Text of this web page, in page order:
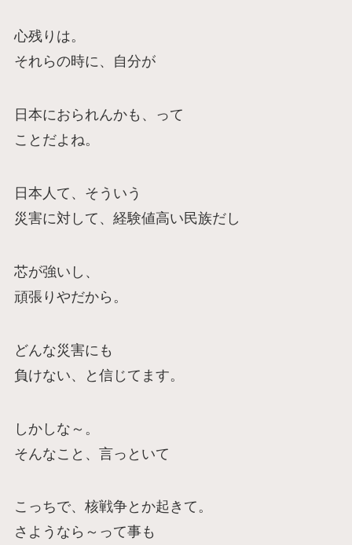
心残りは。
それらの時に、自分が
日本におられんかも、って
ことだよね。
日本人て、そういう
災害に対して、経験値高い民族だし
芯が強いし、
頑張りやだから。
どんな災害にも
負けない、と信じてます。
しかしな～。
そんなこと、言っといて
こっちで、核戦争とか起きて。
さようなら～って事も